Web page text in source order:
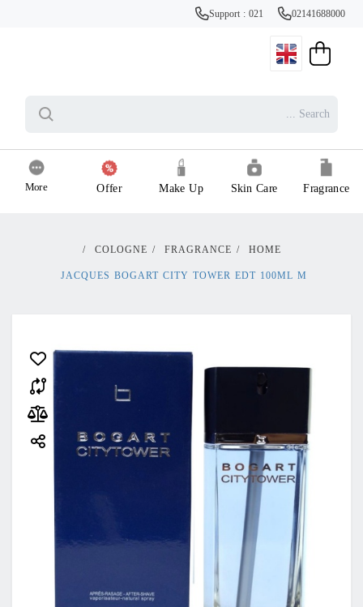
Support : 021 02141688000
Fragrance
Skin Care
Make Up
Offer
More
HOME
/
FRAGRANCE
/
COLOGNE
/
JACQUES BOGART CITY TOWER EDT 100ML M